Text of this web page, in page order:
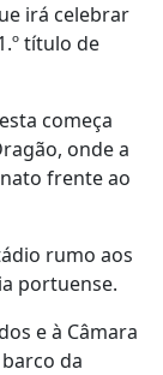
irá celebrar
título de
começa
onde a
frente ao
rumo aos
portuense.
e à Câmara
da